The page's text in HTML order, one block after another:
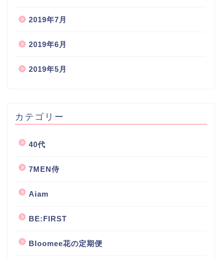
2019年7月
2019年6月
2019年5月
カテゴリー
40代
7MEN侍
Aiam
BE:FIRST
Bloomee花の定期便